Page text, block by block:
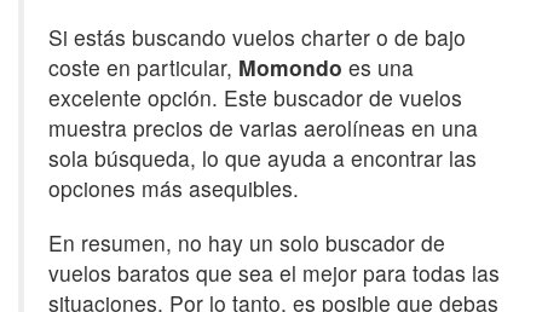
Si estás buscando vuelos charter o de bajo
coste en particular, Momondo es una
excelente opción. Este buscador de vuelos
muestra precios de varias aerolíneas en una
sola búsqueda, lo que ayuda a encontrar las
opciones más asequibles.
En resumen, no hay un solo buscador de
vuelos baratos que sea el mejor para todas las
situaciones. Por lo tanto, es posible que debas